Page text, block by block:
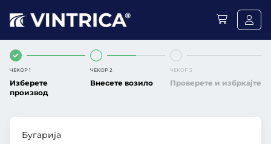
ЧЕКОР 1
Изберете
производ
ЧЕКОР 2
Внесете возило
ЧЕКОР 3
Проверете и избркајте
Бугарија